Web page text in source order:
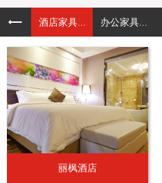
酒店家具... 办公家具...
丽枫酒店